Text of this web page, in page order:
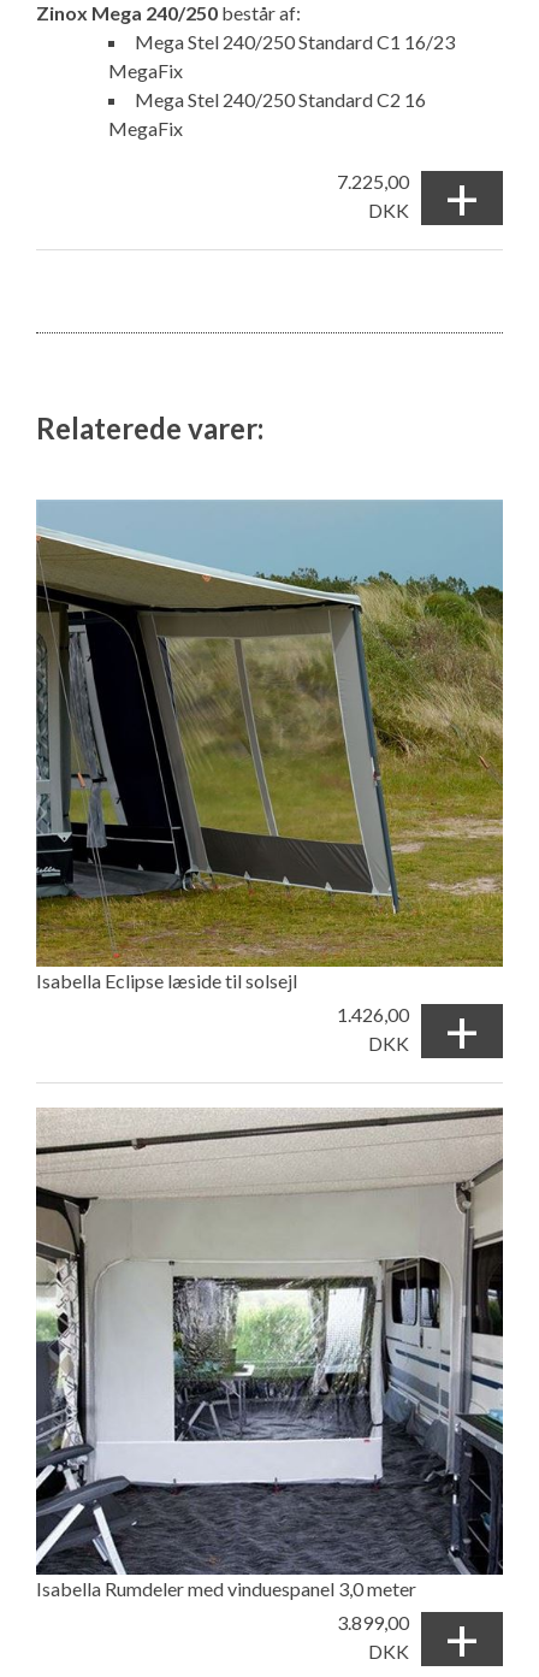
Zinox Mega 240/250 består af:
Mega Stel 240/250 Standard C1 16/23
MegaFix
Mega Stel 240/250 Standard C2 16
MegaFix
7.225,00
DKK
+
Relaterede varer:
Isabella Eclipse læside til solsejl
1.426,00
DKK
+
Isabella Rumdeler med vinduespanel 3,0 meter
3.899,00
DKK
+